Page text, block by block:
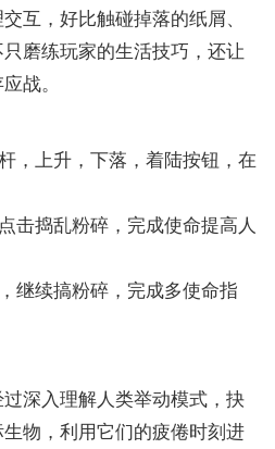
互，好比触碰掉落的纸屑、
磨练玩家的生活技巧，还让
战。
，上升，下落，着陆按钮，在
击捣乱粉碎，完成使命提高人
继续搞粉碎，完成多使命指
深入理解人类举动模式，抉
物，利用它们的疲倦时刻进